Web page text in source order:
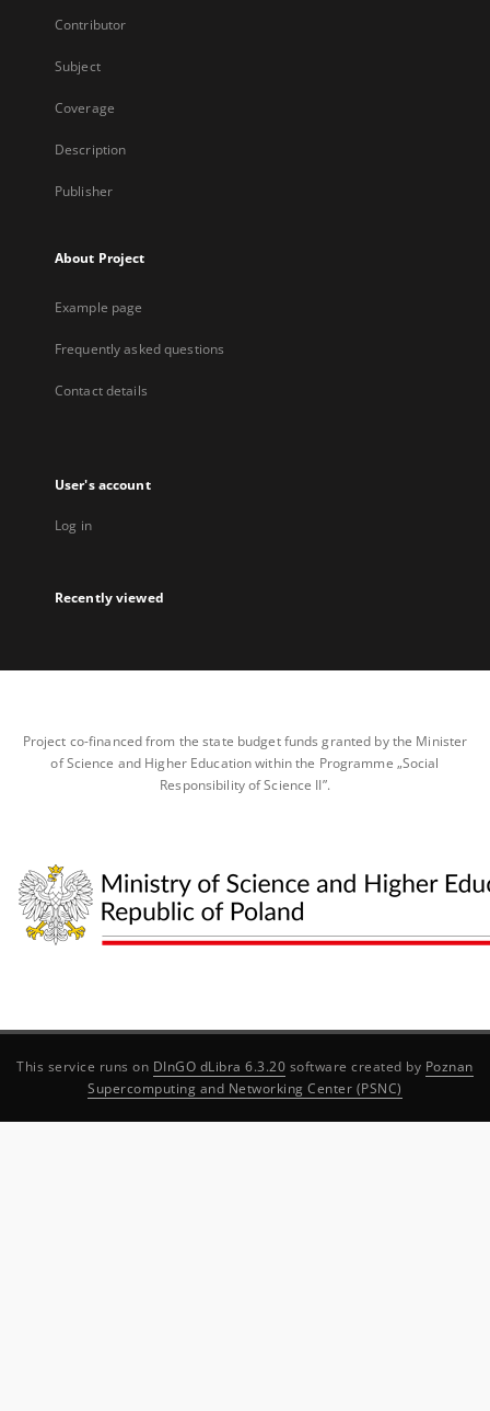
Contributor
Subject
Coverage
Description
Publisher
About Project
Example page
Frequently asked questions
Contact details
User's account
Log in
Recently viewed
Project co-financed from the state budget funds granted by the Minister
of Science and Higher Education within the Programme „Social
Responsibility of Science II”.
This service runs on DInGO dLibra 6.3.20 software created by Poznan
Supercomputing and Networking Center (PSNC)